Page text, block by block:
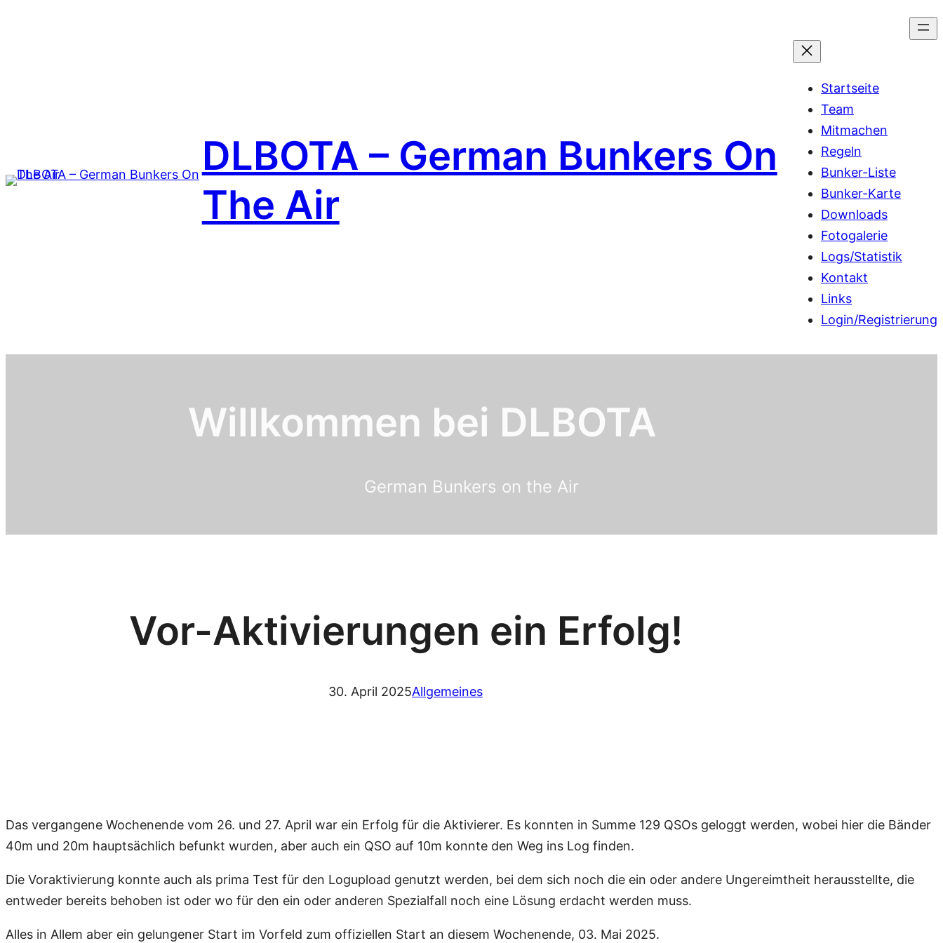
DLBOTA – German Bunkers On
The Air
Startseite
Team
Mitmachen
Regeln
Bunker-Liste
Bunker-Karte
Downloads
Fotogalerie
Logs/Statistik
Kontakt
Links
Login/Registrierung
Willkommen bei DLBOTA
German Bunkers on the Air
Vor-Aktivierungen ein Erfolg!
30. April 2025Allgemeines
Das vergangene Wochenende vom 26. und 27. April war ein Erfolg für die Aktivierer. Es konnten in Summe 129 QSOs geloggt werden, wobei hier die Bänder
40m und 20m hauptsächlich befunkt wurden, aber auch ein QSO auf 10m konnte den Weg ins Log finden.
Die Voraktivierung konnte auch als prima Test für den Logupload genutzt werden, bei dem sich noch die ein oder andere Ungereimtheit herausstellte, die
entweder bereits behoben ist oder wo für den ein oder anderen Spezialfall noch eine Lösung erdacht werden muss.
Alles in Allem aber ein gelungener Start im Vorfeld zum offiziellen Start an diesem Wochenende, 03. Mai 2025.